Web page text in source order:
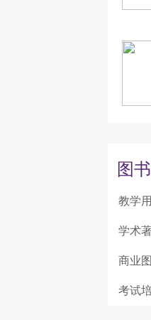
图
教学
学术
商业
考试